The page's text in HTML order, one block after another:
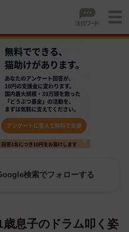
検索でフォローする
息子のドラム叩く姿